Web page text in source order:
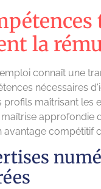
la
connaît une
nécessaires
profils maîtrisant les
approfondie
avantage compétitif